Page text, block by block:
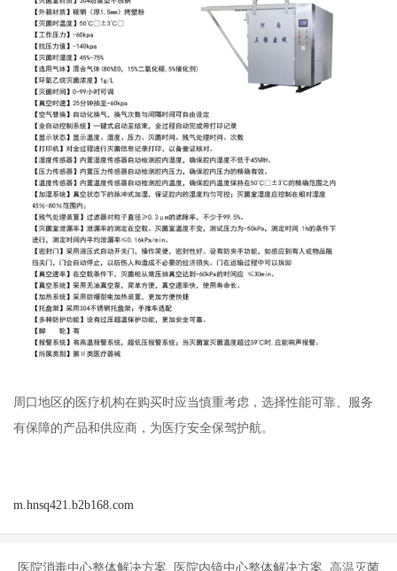
周口地区的医疗机构在购买时应当慎重考虑，选择性能可靠、服务
有保障的产品和供应商，为医疗安全保驾护航。
m.hnsq421.b2b168.com
医院消毒中心整体解决方案 医院内镜中心整体解决方案 高温灭菌